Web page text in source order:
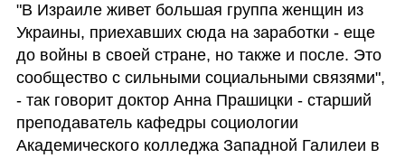
"В Израиле живет большая группа женщин из
Украины, приехавших сюда на заработки - еще
до войны в своей стране, но также и после. Это
сообщество с сильными социальными связями",
- так говорит доктор Анна Прашицки - старший
преподаватель кафедры социологии
Академического колледжа Западной Галилеи в